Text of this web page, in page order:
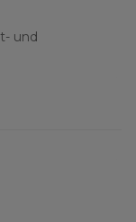
und